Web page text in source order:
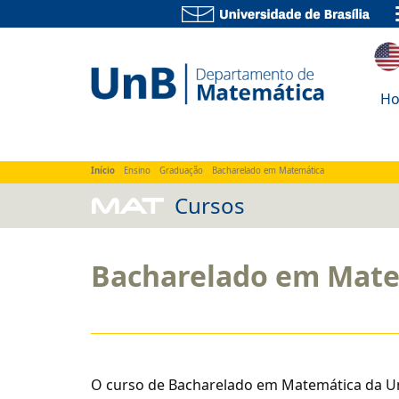
Home Sobre Ensino Pesquisa
Início Ensino Graduação Bacharelado em Matemática
MAT Cursos
Bacharelado em
O curso de Bacharelado em Matemática da